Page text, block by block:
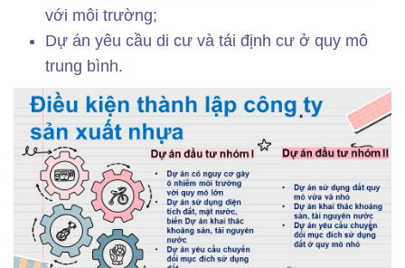
với môi trường;
Dự án yêu cầu di cư và tái định cư ở quy mô
trung bình.